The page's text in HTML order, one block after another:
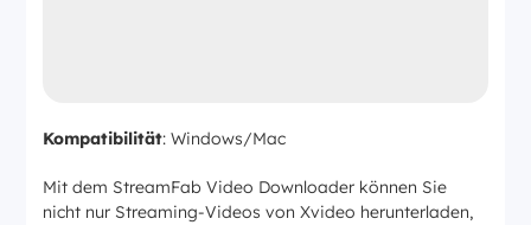
Kompatibilität: Windows/Mac
Mit dem StreamFab Video Downloader können Sie
nicht nur Streaming-Videos von Xvideo herunterladen,